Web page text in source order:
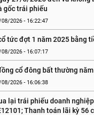
gốc trái phiếu
2026 - 16:22:47
tức đợt 1 năm 2025 bằng
2026 - 16:07:17
cổ đông bất thường
2026 - 16:06:38
lại trái phiếu doanh
Thanh toán lãi kỳ 56